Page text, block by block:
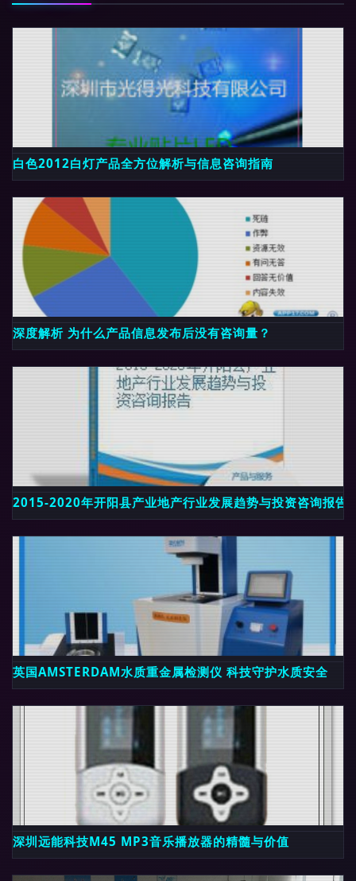
白色2012白灯产品全方位解析与信息咨询指南
深度解析 为什么产品信息发布后没有咨询量？
2015-2020年开阳县产业地产行业发展趋势与投资咨询报告
英国AMSTERDAM水质重金属检测仪 科技守护水质安全
深圳远能科技M45 MP3音乐播放器的精髓与价值